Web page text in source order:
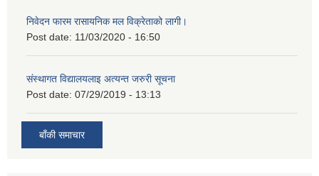
निवेदन फारम रासायनिक मल विक्रेताको लागी।
Post date: 11/03/2020 - 16:50
संस्थागत विद्यालयलाइ अत्यन्त जरुरी सूचना
Post date: 07/29/2019 - 13:13
बाँकी समाचार